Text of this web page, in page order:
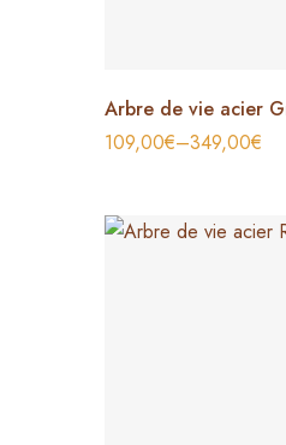
Arbre de vie acier
109,00€–349,00€